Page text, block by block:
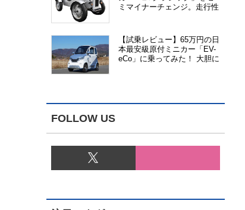
ミマイナーチェンジ。走行性
【試乗レビュー】65万円の日
本最安級原付ミニカー「EV-
eCo」に乗ってみた！ 大胆に
FOLLOW US